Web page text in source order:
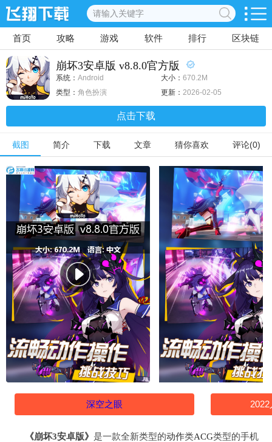
首页 攻略 游戏 软件 排行 区块链
崩坏3安卓版 v8.8.0官方版
系统： Android 大小： 670.2M
类型： 角色扮演 更新： 2026-02-05
点击下载
截图 简介 下载 文章 猜你喜欢 评论(0)
深空之眼
《崩坏3安卓版》 是一款全新类型的动作类ACG类型的手机